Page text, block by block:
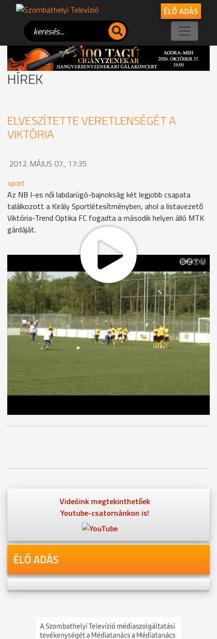
ÉLŐ ADÁS
HÍREK
ELVESZÍTETTE VERETLENSÉGÉT A
VIKTÓRIA
2012. MÁJUS 07., 17:35
sport
Az NB I-es női labdarúgó-bajnokság két legjobb csapata
találkozott a Király Sportlétesítményben, ahol a listavezető
Viktória-Trend Optika FC fogadta a második helyen álló MTK
gárdáját.
A találkozó 25. percében Tálosi óriási szabadrúgásgóljával
már 3:1-re vezettek a hazaiak és úgy tűnt, hogy sikerül
megszerezniük a bajnoki cím szempontjából nagyon fontos
győzelmet. A folytatásban azonban a fővárosiak szinte
futószalagon lőtték a gólokat és végül 6:3 arányban
megnyerték a találkozót. A Viktória veresége ellenére
továbbra is az első helyen áll, ám előnye három pontra
csökkent az MTK-val szemben.
Videóink megtekinthetőek
Youtube-csatornánkon is!
ÉLŐ ADÁS